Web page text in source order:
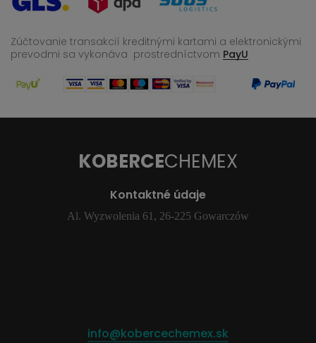
Zúčtovanie transakcií kreditnými kartami a elektronickými
prevodmi sa vykonáva prostredníctvom PayU
KOBERCECHEMEX
Kontaktné údaje
Al. Wyzwolenia 61, 26-225 Gowarczów
info@kobercechemex.sk